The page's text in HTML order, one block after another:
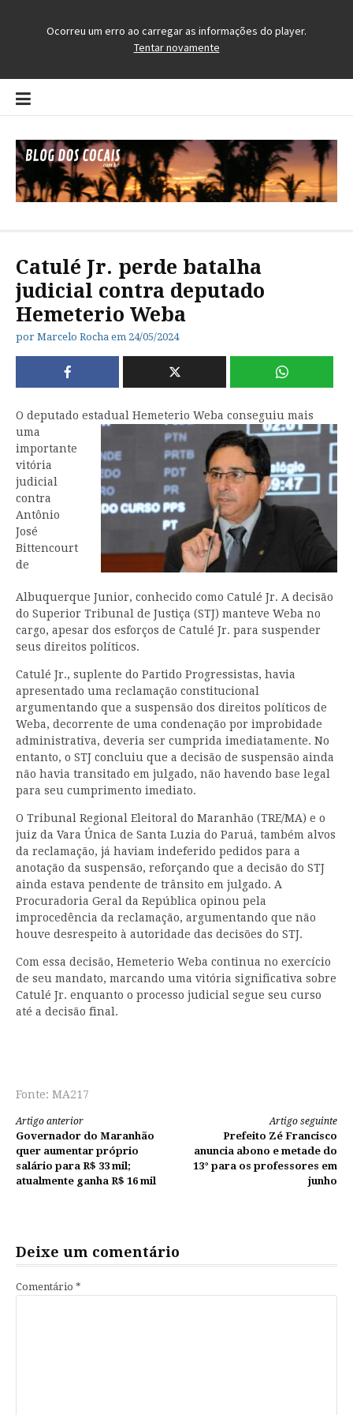
Pular
para
conteúdo
Catulé Jr. perde batalha
judicial contra deputado
Hemeterio Weba
por Marcelo Rocha em 24/05/2024
O deputado estadual Hemeterio Weba conseguiu mais
uma
importante
vitória
judicial
contra
Antônio
José
Bittencourt
de
Albuquerque Junior, conhecido como Catulé Jr. A decisão
do Superior Tribunal de Justiça (STJ) manteve Weba no
cargo, apesar dos esforços de Catulé Jr. para suspender
seus direitos políticos.
Catulé Jr., suplente do Partido Progressistas, havia
apresentado uma reclamação constitucional
argumentando que a suspensão dos direitos políticos de
Weba, decorrente de uma condenação por improbidade
administrativa, deveria ser cumprida imediatamente. No
entanto, o STJ concluiu que a decisão de suspensão ainda
não havia transitado em julgado, não havendo base legal
para seu cumprimento imediato.
O Tribunal Regional Eleitoral do Maranhão (TRE/MA) e o
juiz da Vara Única de Santa Luzia do Paruá, também alvos
da reclamação, já haviam indeferido pedidos para a
anotação da suspensão, reforçando que a decisão do STJ
ainda estava pendente de trânsito em julgado. A
Procuradoria Geral da República opinou pela
improcedência da reclamação, argumentando que não
houve desrespeito à autoridade das decisões do STJ.
Com essa decisão, Hemeterio Weba continua no exercício
de seu mandato, marcando uma vitória significativa sobre
Catulé Jr. enquanto o processo judicial segue seu curso
até a decisão final.
Fonte: MA217
Continue
lendo
Artigo anterior
Governador do Maranhão
quer aumentar próprio
salário para R$ 33 mil;
atualmente ganha R$ 16 mil
Artigo seguinte
Prefeito Zé Francisco
anuncia abono e metade do
13° para os professores em
junho
Deixe um comentário
Comentário *